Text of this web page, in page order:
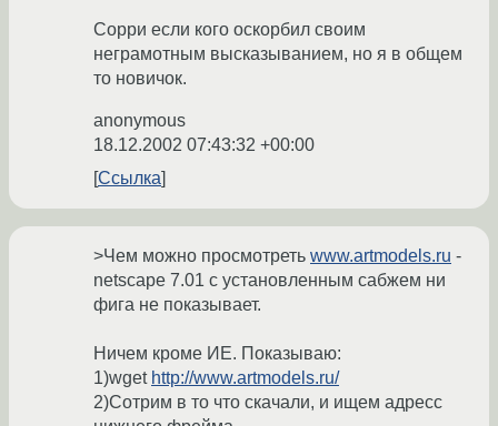
Сорри если кого оскорбил своим
неграмотным высказыванием, но я в общем
то новичок.
anonymous
18.12.2002 07:43:32 +00:00
Ссылка
>Чем можно просмотреть www.artmodels.ru -
netscape 7.01 с установленным сабжем ни
фига не показывает.
Ничем кроме ИЕ. Показываю:
1)wget http://www.artmodels.ru/
2)Сотрим в то что скачали, и ищем адресс